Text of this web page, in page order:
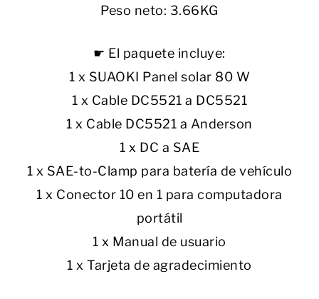
Peso neto: 3.66KG
☛ El paquete incluye:
1 x SUAOKI Panel solar 80 W
1 x Cable DC5521 a DC5521
1 x Cable DC5521 a Anderson
1 x DC a SAE
1 x SAE-to-Clamp para batería de vehículo
1 x Conector 10 en 1 para computadora
portátil
1 x Manual de usuario
1 x Tarjeta de agradecimiento